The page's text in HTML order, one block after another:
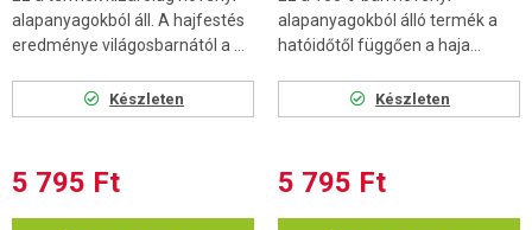
alapanyagokból áll. A hajfestés
eredménye világosbarnától a ...
Készleten
5 795 Ft
alapanyagokból álló termék a
hatóidőtől függően a haja...
Készleten
5 795 Ft